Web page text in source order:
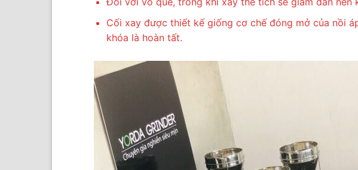
Cối xay được thiết kế giống cơ chế đóng mở của nồi
khóa là hoàn tất.